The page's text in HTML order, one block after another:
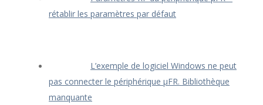
rétablir les paramètres par défaut
L’exemple de logiciel Windows ne peut
pas connecter le périphérique μFR. Bibliothèque
manquante